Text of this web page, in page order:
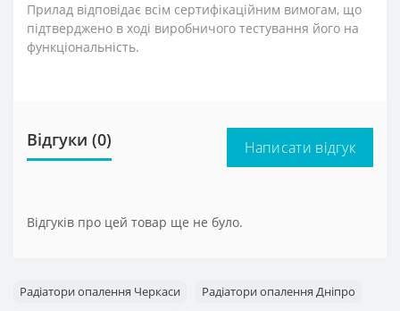
Прилад відповідає всім сертифікаційним вимогам, що
підтверджено в ході виробничого тестування його на
функціональність.
Відгуки (0) Написати відгук
Відгуків про цей товар ще не було.
Радіатори опалення Черкаси
Радіатори опалення Дніпро